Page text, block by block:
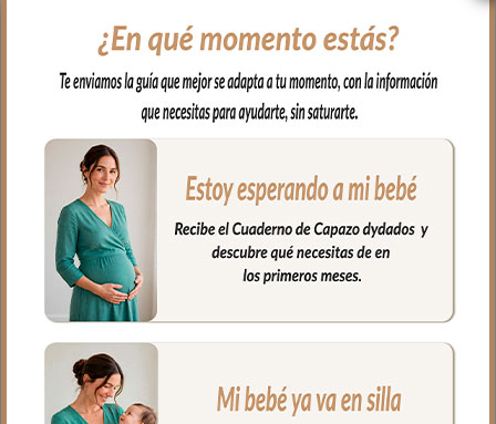
en las piernitas.
Para la tapa del saco polipiel lisa; una
polipiel sintética muy suave y agradable.
hueca para mayor confort del bebé y
muy buena transpirabilidad. Por el revés
un tejido rejilla 3D para una mejor
ventilación.
La tapa del saco se une a la funda
mediante cremalleras laterales, siempre
al tono, que puedes abrir como necesites
o quitar la tapa entera y usar la funda
como colchoneta de capazo.